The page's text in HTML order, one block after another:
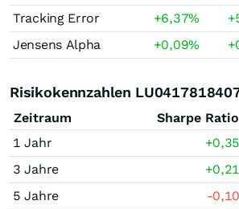
Tracking Error
+6,37%
Jensens Alpha
+0,09%
Risikokennzahlen
Zeitraum Sharpe Ratio
1 Jahr
+0,35
3 Jahre
+0,21
5 Jahre
-0,10